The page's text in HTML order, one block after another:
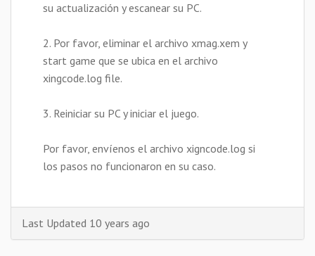
su actualización y escanear su PC.
2. Por favor, eliminar el archivo xmag.xem y
start game que se ubica en el archivo
xingcode.log file.
3. Reiniciar su PC y iniciar el juego.
Por favor, envíenos el archivo xigncode.log si
los pasos no funcionaron en su caso.
Last Updated 10 years ago